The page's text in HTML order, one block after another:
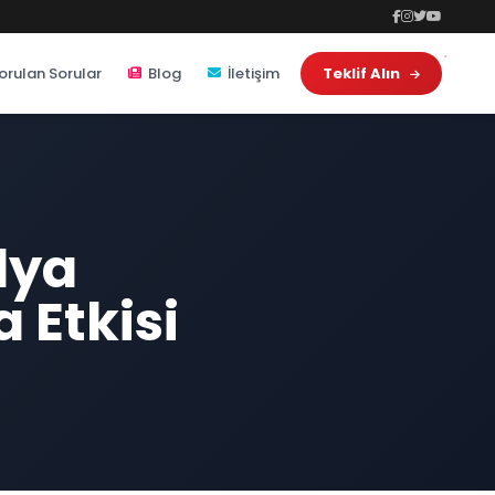
Sorular Blog İletişim Teklif Alın
Etkisi